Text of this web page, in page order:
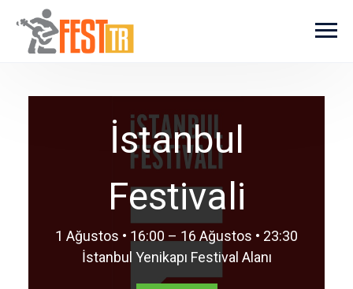
Ana içeriğe atla
İstanbul
Festivali
1 Ağustos • 16:00 – 16 Ağustos • 23:30
İstanbul Yenikapı Festival Alanı